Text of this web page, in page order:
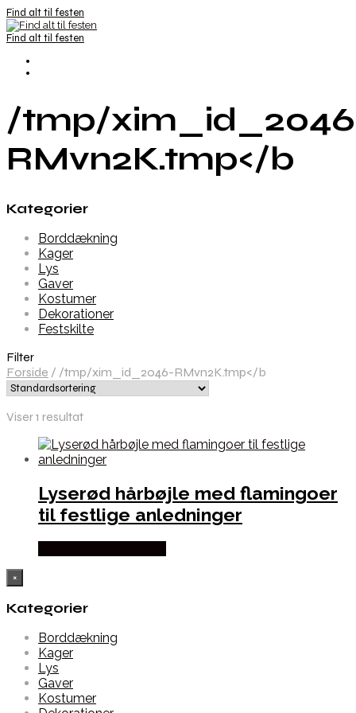
Find alt til festen
Find alt til festen
/tmp/
RMvn2K.tmp</b
Kategorier
Borddækning
Kager
Lys
Gaver
Kostumer
Dekorationer
Festskilte
Filter
Forside / /tmp/xim_id_2046-RMvn2K.tmp</b
Viser 1 resultat
Lyserød hårbøjle med flamingoer
til festlige anledninger
×
Kategorier
Borddækning
Kager
Lys
Gaver
Kostumer